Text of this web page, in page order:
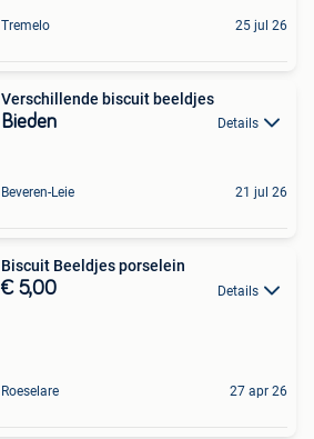
Tremelo 25 jul 26
Verschillende biscuit beeldjes
Bieden Details
Beveren-Leie 21 jul 26
Biscuit Beeldjes porselein
€ 5,00 Details
Roeselare 27 apr 26